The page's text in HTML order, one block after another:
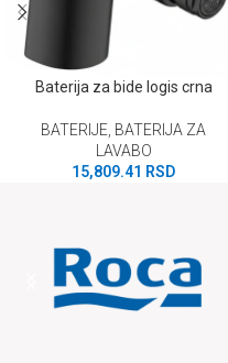
Baterija za bide logis crna
BATERIJE BATERIJA ZA
LAVABO
15,809.41 RSD